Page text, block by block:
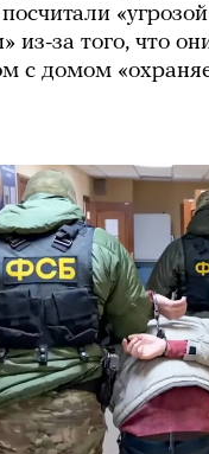
«угрозой
из-за того, что
с домом